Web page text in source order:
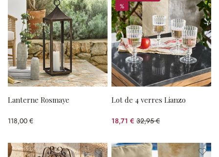
Lanterne Rosmaye
118,00 €
%
%
Lot de 4 verres Lianzo
18,71 € 32,95 €
(43.22%spared)